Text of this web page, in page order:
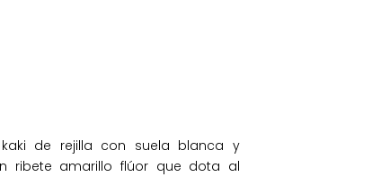
de rejilla con suela blanca y
ribete amarillo flúor que dota al